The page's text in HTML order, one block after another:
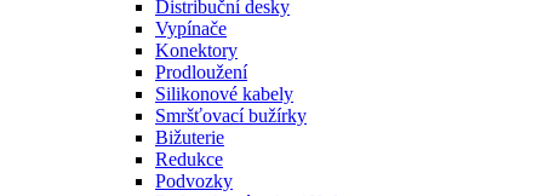
Distribuční desky
Vypínače
Konektory
Prodloužení
Silikonové kabely
Smršťovací bužírky
Bižuterie
Redukce
Podvozky